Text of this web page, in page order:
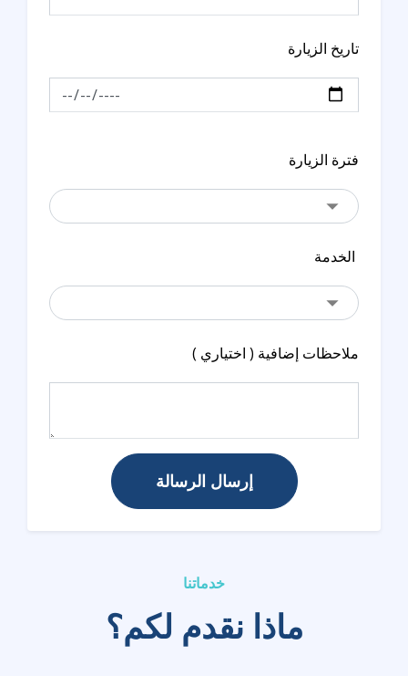
تاريخ الزيارة
فترة الزيارة
الخدمة
ملاحظات إضافية ( اختياري )
إرسال الرسالة
خدماتنا
ماذا نقدم لكم؟